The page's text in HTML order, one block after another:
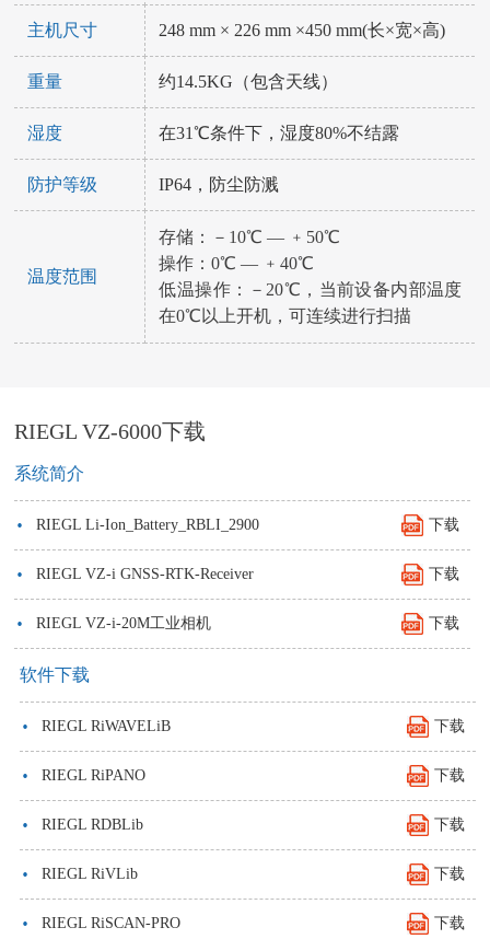
主机尺寸 248 mm × 226 mm ×450 mm(长×宽×高)
重量 约14.5KG（包含天线）
湿度 在31℃条件下，湿度80%不结露
防护等级 IP64，防尘防溅
温度范围
存储：－10℃ — ﹢50℃
操作：0℃ — ﹢40℃
低温操作：－20℃，当前设备内部温度
在0℃以上开机，可连续进行扫描
RIEGL VZ-6000下载
系统简介
· RIEGL Li-Ion_Battery_RBLI_2900 下载
· RIEGL VZ-i GNSS-RTK-Receiver 下载
· RIEGL VZ-i-20M工业相机 下载
软件下载
· RIEGL RiWAVELiB 下载
· RIEGL RiPANO 下载
· RIEGL RDBLib 下载
· RIEGL RiVLib 下载
· RIEGL RiSCAN-PRO 下载